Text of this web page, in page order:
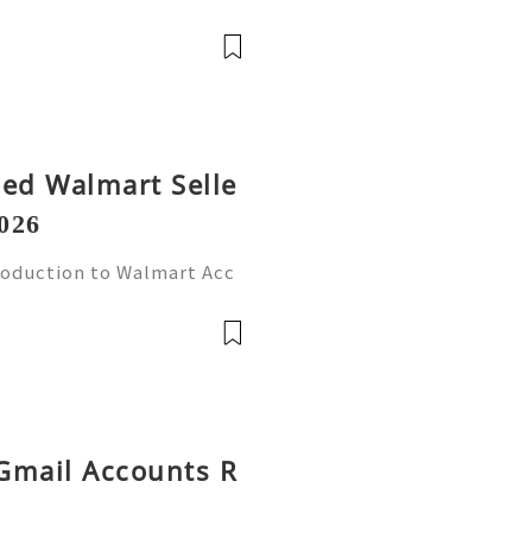
in this arena, provi
Walmart Selle
to Walmart Acc
stands out as one
Accounts R